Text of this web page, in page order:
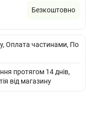
Безкоштовно
Оплата частинами, По
протягом 14 днів,
від магазину